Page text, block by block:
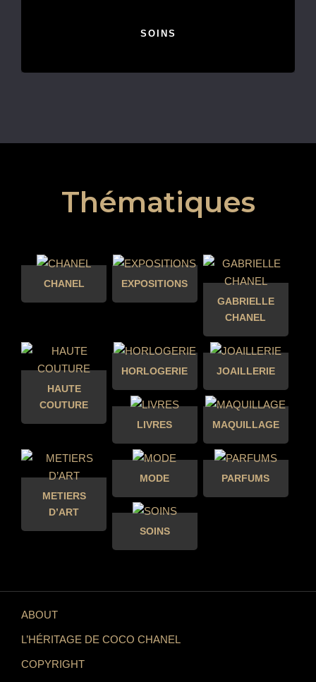
SOINS
Thématiques
CHANEL
EXPOSITIONS
GABRIELLE
CHANEL
HAUTE
COUTURE
HORLOGERIE JOAILLERIE
LIVRES MAQUILLAGE
METIERS
D’ART
MODE PARFUMS
SOINS
ABOUT
L’HÉRITAGE DE COCO CHANEL
COPYRIGHT